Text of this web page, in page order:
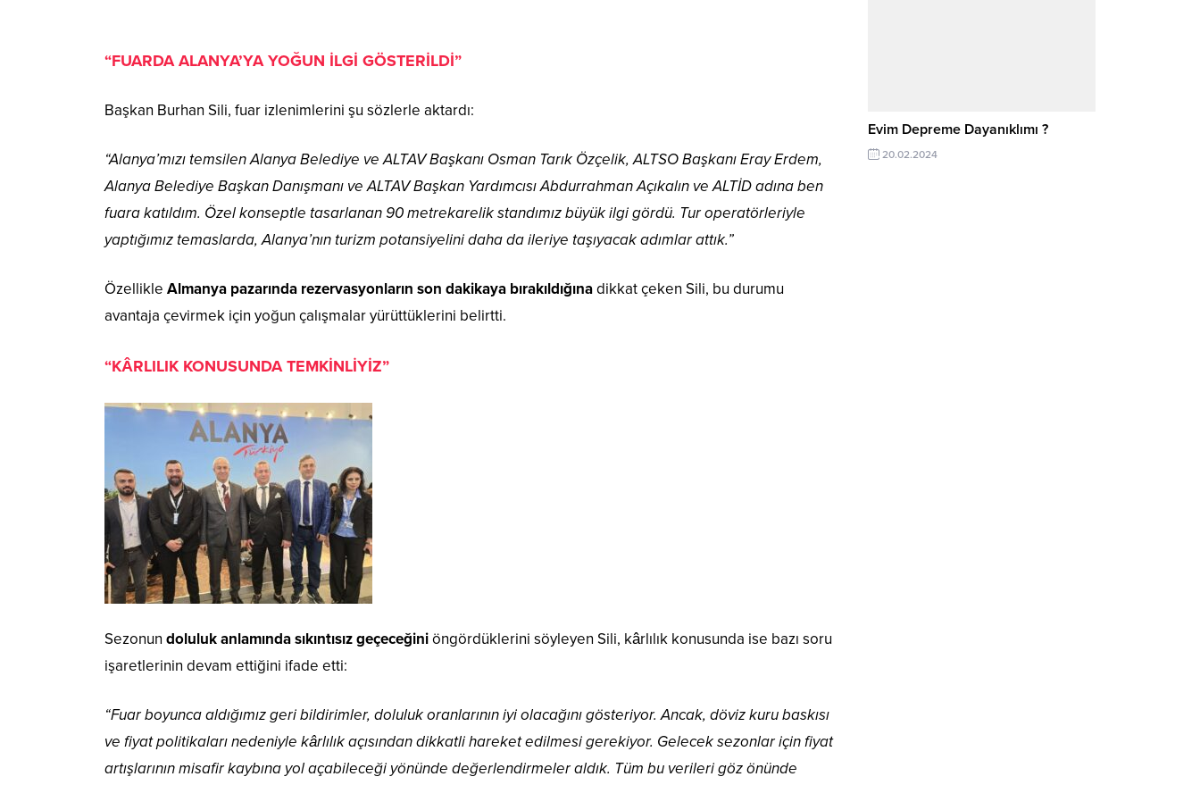
“FUARDA ALANYA’YA YOĞUN İLGİ GÖSTERİLDİ”
Başkan Burhan Sili, fuar izlenimlerini şu sözlerle aktardı:
“Alanya’mızı temsilen Alanya Belediye ve ALTAV Başkanı Osman Tarık Özçelik, ALTSO Başkanı Eray Erdem,
Alanya Belediye Başkan Danışmanı ve ALTAV Başkan Yardımcısı Abdurrahman Açıkalın ve ALTİD adına ben
fuara katıldım. Özel konseptle tasarlanan 90 metrekarelik standımız büyük ilgi gördü. Tur operatörleriyle
yaptığımız temaslarda, Alanya’nın turizm potansiyelini daha da ileriye taşıyacak adımlar attık.”
Özellikle Almanya pazarında rezervasyonların son dakikaya bırakıldığınadikkat çeken Sili, bu durumu
avantaja çevirmek için yoğun çalışmalar yürüttüklerini belirtti.
“KÂRLILIK KONUSUNDA TEMKİNLİYİZ”
Sezonun doluluk anlamında sıkıntısız geçeceğiniöngördüklerini söyleyen Sili, kârlılık konusunda ise bazı soru
işaretlerinin devam ettiğini ifade etti:
“Fuar boyunca aldığımız geri bildirimler, doluluk oranlarının iyi olacağını gösteriyor. Ancak, döviz kuru baskısı
ve fiyat politikaları nedeniyle kârlılık açısından dikkatli hareket edilmesi gerekiyor. Gelecek sezonlar için fiyat
artışlarının misafir kaybına yol açabileceği yönünde değerlendirmeler aldık. Tüm bu verileri göz önünde
Evim Depreme Dayanıklımı ?
20.02.2024